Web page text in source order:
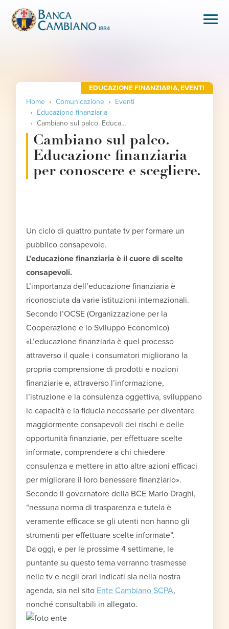
Home Comunicazione
Eventi
Educazione finanziaria
Cambiano sul palco. Educazione finanziaria per conoscere e scegliere.
Cambiano sul palco.
Educazione finanziaria
per conoscere e scegliere.
EDUCAZIONE FINANZIARIA,EVENTI
Un ciclo di quattro puntate tv per formare un
pubblico consapevole.
L’educazione finanziaria è il cuore di scelte
consapevoli.
L’importanza dell’educazione finanziaria è
riconosciuta da varie istituzioni internazionali.
Secondo l’OCSE (Organizzazione per la
Cooperazione e lo Sviluppo Economico)
«L’educazione finanziaria è quel processo
attraverso il quale i consumatori migliorano la
propria comprensione di prodotti e nozioni
finanziarie e, attraverso l’informazione,
l’istruzione e la consulenza oggettiva, sviluppano
le capacità e la fiducia necessarie per diventare
maggiormente consapevoli dei rischi e delle
opportunità finanziarie, per effettuare scelte
informate, comprendere a chi chiedere
consulenza e mettere in atto altre azioni efficaci
per migliorare il loro benessere finanziario».
Secondo il governatore della BCE Mario Draghi,
“nessuna norma di trasparenza e tutela è
veramente efficace se gli utenti non hanno gli
strumenti per effettuare scelte informate”.
Da oggi, e per le prossime 4 settimane, le
puntante su questo tema verranno trasmesse
nelle tv e negli orari indicati sia nella nostra
agenda, sia nel sito Ente Cambiano SCPA,
nonché consultabili in allegato.